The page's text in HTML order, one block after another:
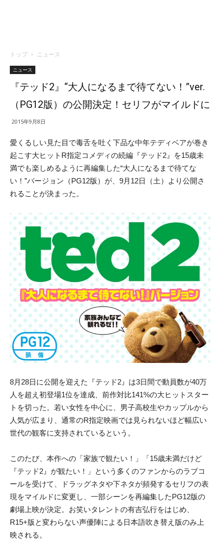
トップ ニュース
ニュース
『テッド2』“大人になるまで待てない！”ver.
（PG12版）の公開決定！セリフがマイルドに
2015年9月8日
愛くるしい見た目で毒舌を吐く下品な中年テディベアが巻き
起こす大ヒットR指定コメディの続編『テッド2』を15歳未
満でも楽しめるように再編集した“大人になるまで待てな
い！”バージョン（PG12版）が、9月12日（土）より公開さ
れることが決まった。
8月28日に公開を迎えた『テッド2』は3日間で動員数が40万
人を超え初登場1位を達成、前作対比141%の大ヒットスター
トを切った。若い女性を中心に、男子高校生やカップルから
人気が広まり、通常のR指定映画では見られないほど幅広い
世代の観客に支持されているという。
このたび、本作への「家族で観たい！」「15歳未満だけど
『テッド2』が観たい！」という多くのファンからのラブコ
ールを受けて、ドラッグネタや下ネタが頻発するセリフの表
現をマイルドに変更し、一部シーンを再編集したPG12版の
劇場上映が決定。お笑いタレントの有吉弘行をはじめ、
R15+版と変わらない声優陣による日本語吹き替え版のみ上
映される。